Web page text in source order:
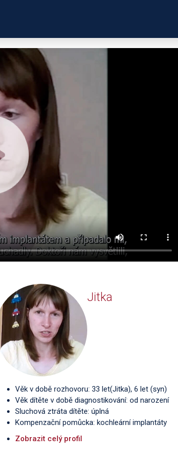
Jitka
Věk v době rozhovoru: 33 let(Jitka), 6 let (syn)
Věk dítěte v době diagnostikování: od narození
Sluchová ztráta dítěte: úplná
Kompenzační pomůcka: kochleární implantáty
Zobrazit celý profil